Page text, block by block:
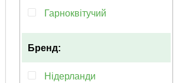
Гарноквітучий
Багаторічний
Морозостійкий
Невибагливий
Бренд:
Нідерланди